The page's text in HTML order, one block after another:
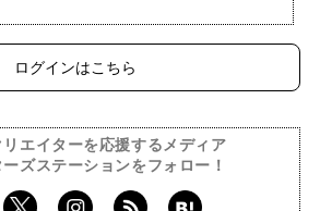
ログインはこちら
リエイターを応援するメディア
ズステーションをフォロー！